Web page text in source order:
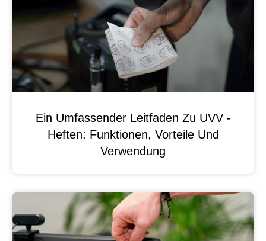
Ein Umfassender Leitfaden Zu UVV -
Heften: Funktionen, Vorteile Und
Verwendung